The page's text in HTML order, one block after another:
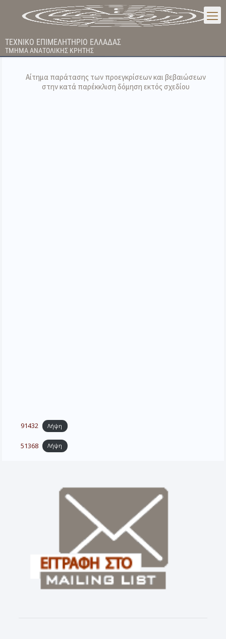
ΤΕΧΝΙΚΟ ΕΠΙΜΕΛΗΤΗΡΙΟ ΕΛΛΑΔΑΣ
ΤΜΗΜΑ ΑΝΑΤΟΛΙΚΗΣ ΚΡΗΤΗΣ
Αίτημα παράτασης των προεγκρίσεων και βεβαιώσεων
στην κατά παρέκκλιση δόμηση εκτός σχεδίου
91432 Λήψη
51368 Λήψη